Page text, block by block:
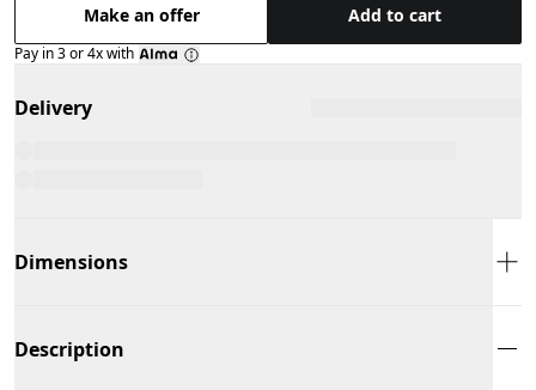
Make an offer Add to cart
Pay in 3 or 4x with
Delivery
Dimensions
Description